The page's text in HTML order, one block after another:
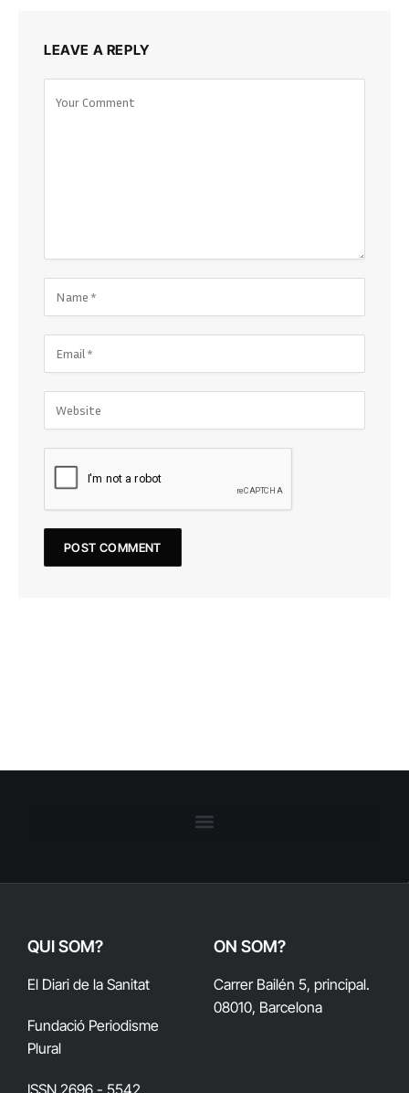
LEAVE A REPLY
QUI SOM?
El Diari de la Sanitat
Fundació Periodisme
Plural
ISSN 2696 - 5542
ON SOM?
Carrer Bailén 5, principal.
08010, Barcelona